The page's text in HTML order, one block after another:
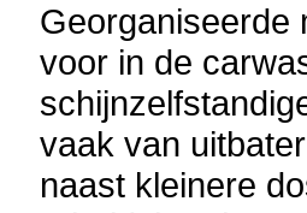
Georganiseerde
voor in de
vaak van
naast kleinere